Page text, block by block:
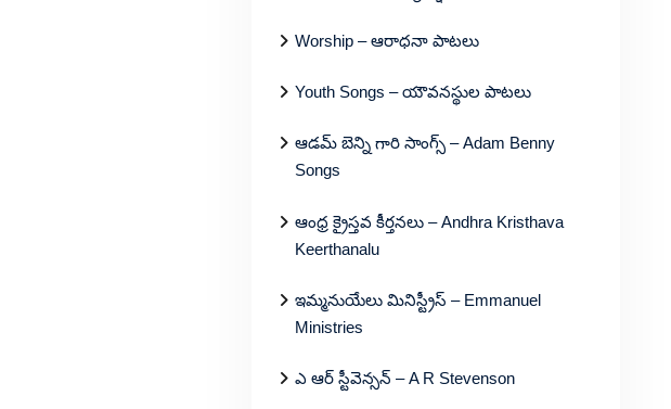
Worship – ఆరాధనా పాటలు
Youth Songs – యౌవనస్థుల పాటలు
ఆడమ్ బెన్ని గారి సాంగ్స్ – Adam Benny
Songs
ఆంధ్ర క్రైస్తవ కీర్తనలు – Andhra Kristhava
Keerthanalu
ఇమ్మనుయేలు మినిస్ట్రీస్ – Emmanuel
Ministries
ఎ ఆర్ స్టీవెన్సన్ – A R Stevenson